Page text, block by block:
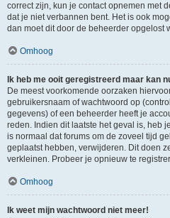
correct zijn, kun je contact opnemen met
dat je niet verbannen bent. Het is ook
dan moet dit door de beheerder opgelost
Omhoog
Ik heb me ooit geregistreerd maar kan
De meest voorkomende oorzaken
gebruikersnaam of wachtwoord op
gegevens) of een beheerder heeft je
reden. Indien dit laatste het geval is, heb
is normaal dat forums om de zoveel tijd
geplaatst hebben, verwijderen. Dit doen
verkleinen. Probeer je opnieuw te
Omhoog
Ik weet mijn wachtwoord niet meer!